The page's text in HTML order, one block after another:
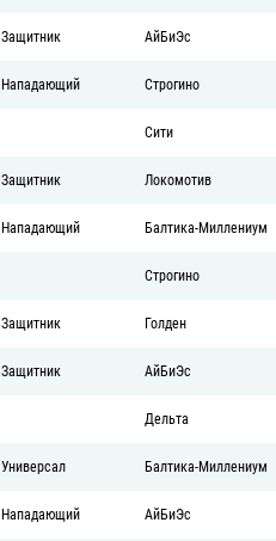
Защитник АйБиЭс
Нападающий Строгино
Сити
Защитник Локомотив
Нападающий Балтика-Миллениум
Строгино
Защитник Голден
Защитник АйБиЭс
Дельта
Универсал Балтика-Миллениум
Нападающий АйБиЭс